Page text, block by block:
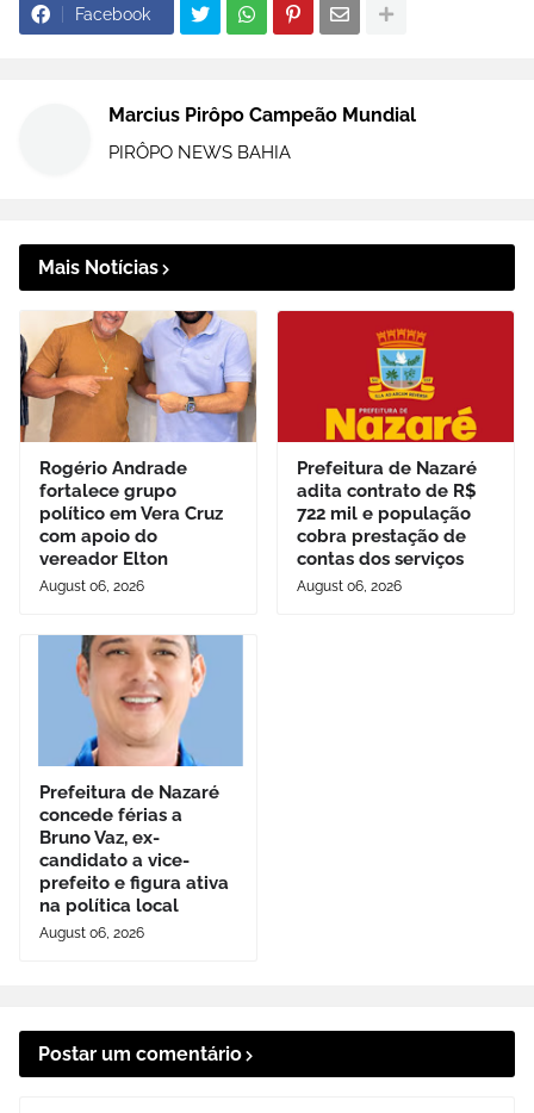
Facebook
Marcius Pirôpo Campeão Mundial
PIRÔPO NEWS BAHIA
Mais Notícias
Rogério Andrade
fortalece grupo
político em Vera Cruz
com apoio do
vereador Elton
August 06, 2026
Prefeitura de Nazaré
adita contrato de R$
722 mil e população
cobra prestação de
contas dos serviços
August 06, 2026
Prefeitura de Nazaré
concede férias a
Bruno Vaz, ex-
candidato a vice-
prefeito e figura ativa
na política local
August 06, 2026
Postar um comentário